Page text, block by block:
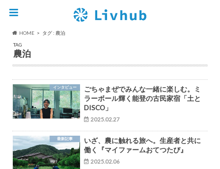
HOME
タグ : 農泊
TAG
農泊
インタビュー
ごちゃまぜでみんな一緒に楽しむ。ミ
ラーボール輝く能登の古民家宿「土と
DISCO」
2025.02.27
最新記事
いざ、農に触れる旅へ。生産者と共に
働く『マイファームおてつたび』
2025.02.06